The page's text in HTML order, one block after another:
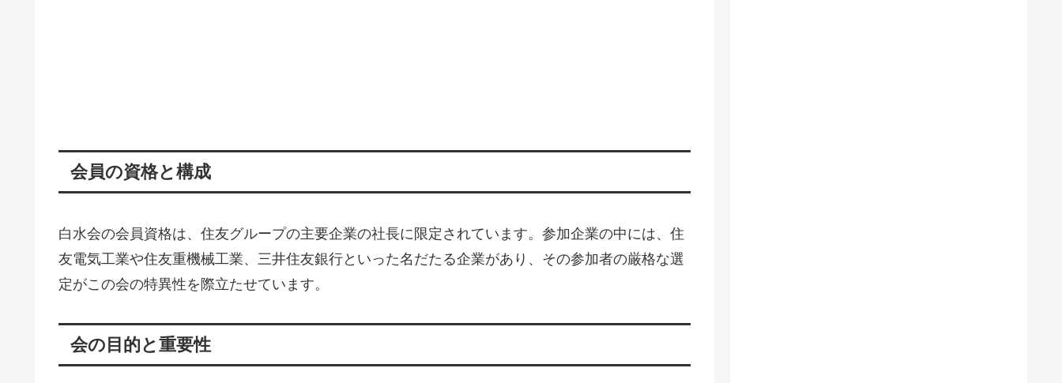
会員の資格と構成
白水会の会員資格は、住友グループの主要企業の社長に限定されています。参加企業の中には、住
友電気工業や住友重機械工業、三井住友銀行といった名だたる企業があり、その参加者の厳格な選
定がこの会の特異性を際立たせています。
会の目的と重要性